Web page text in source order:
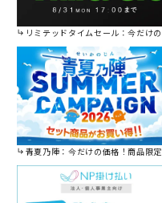
リミテッドタイムセール：今だけの限定セール。
青夏乃陣：今だけの価格！商品限定セール開催中です。